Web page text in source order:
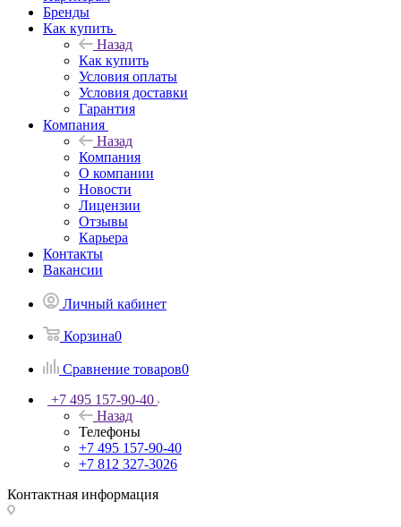
Бренды
Как купить
Назад
Как купить
Условия оплаты
Условия доставки
Гарантия
Компания
Назад
Компания
О компании
Новости
Лицензии
Отзывы
Карьера
Контакты
Вакансии
Личный кабинет
Корзина0
Сравнение товаров0
+7 495 157-90-40
Назад
Телефоны
+7 495 157-90-40
+7 812 327-3026
Контактная информация